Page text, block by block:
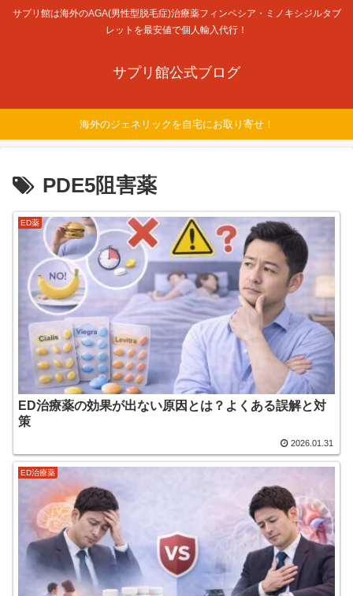
サプリ館は海外のAGA(男性型脱毛症)治療薬フィンペシア・ミノキシジルタブ
レットを最安値で個人輸入代行！
サプリ館公式ブログ
海外のジェネリックを自宅にお取り寄せ！
PDE5阻害薬
ED薬
ED治療薬の効果が出ない原因とは？よくある誤解と対
策
2026.01.31
ED治療薬